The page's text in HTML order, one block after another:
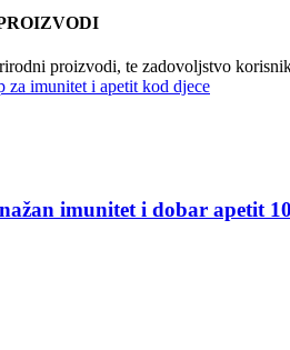
proizvodi, te zadovoljstvo
imunitet i dobar apetit